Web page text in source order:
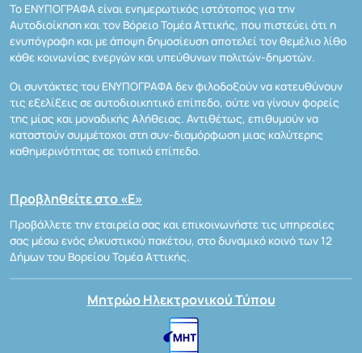
Το ΕΝΥΠΟΓΡΑΦΑ είναι ενημερωτικός ιστότοπος για την
Αυτοδιοίκηση και τον Βόρειο Τομέα Αττικής, που πιστεύει ότι η
ενυπόγραφη και με άποψη δημοσίευση αποτελεί τον θεμέλιο λίθο
κάθε κοινωνίας ενεργών και υπεύθυνων πολιτών-δημοτών.
Οι συντάκτες του ΕΝΥΠΟΓΡΑΦΑ δεν φιλοδοξούν να κατευθύνουν
τις εξελίξεις σε αυτοδιοικητικό επίπεδο, ούτε να γίνουν φορείς
της μίας και μοναδικής Αλήθειας. Αντιθέτως, επιθυμούν να
καταστούν συμμέτοχοι στη συν-διαμόρφωση μιας καλύτερης
καθημερινότητας σε τοπικό επίπεδο.
Προβληθείτε στο «Ε»
Προβάλλετε την εταιρεία σας και επικοινωνήστε τις υπηρεσίες
σας μέσω ενός ελκυστικού πακέτου, στο δυναμικό κοινό των 12
Δήμων του Βορείου Τομέα Αττικής.
Μητρώο Ηλεκτρονικού Τύπου